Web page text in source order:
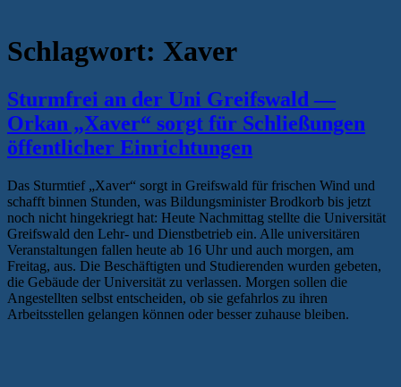
Schlagwort: Xaver
Sturmfrei an der Uni Greifswald —
Orkan „Xaver“ sorgt für Schließungen
öffentlicher Einrichtungen
Das Sturmtief „Xaver“ sorgt in Greifswald für frischen Wind und
schafft binnen Stunden, was Bildungsminister Brodkorb bis jetzt
noch nicht hingekriegt hat: Heute Nachmittag stellte die Universität
Greifswald den Lehr- und Dienstbetrieb ein. Alle universitären
Veranstaltungen fallen heute ab 16 Uhr und auch morgen, am
Freitag, aus. Die Beschäftigten und Studierenden wurden gebeten,
die Gebäude der Universität zu verlassen. Morgen sollen die
Angestellten selbst entscheiden, ob sie gefahrlos zu ihren
Arbeitsstellen gelangen können oder besser zuhause bleiben.